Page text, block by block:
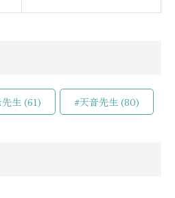
生(61) #天音先生 (80)